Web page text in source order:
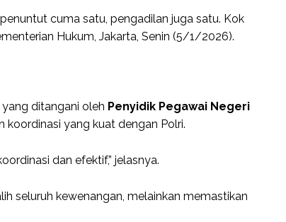
cuma satu, pengadilan juga satu. Kok
Hukum, Jakarta, Senin (5/1/2026).
ditangani oleh Penyidik Pegawai Negeri
koordinasi yang kuat dengan Polri.
dan efektif,” jelasnya.
seluruh kewenangan, melainkan memastikan